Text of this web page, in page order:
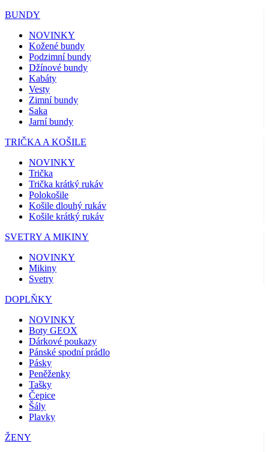
BUNDY
NOVINKY
Kožené bundy
Podzimní bundy
Džínové bundy
Kabáty
Vesty
Zimní bundy
Saka
Jarní bundy
TRIČKA A KOŠILE
NOVINKY
Trička
Trička krátký rukáv
Polokošile
Košile dlouhý rukáv
Košile krátký rukáv
SVETRY A MIKINY
NOVINKY
Mikiny
Svetry
DOPLŇKY
NOVINKY
Boty GEOX
Dárkové poukazy
Pánské spodní prádlo
Pásky
Peněženky
Tašky
Čepice
Šály
Plavky
ŽENY